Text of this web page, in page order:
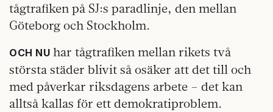
tågtrafiken på SJ:s paradlinje, den mellan
Göteborg och Stockholm.
OCH NU har tågtrafiken mellan rikets två
största städer blivit så osäker att det till och
med påverkar riksdagens arbete – det kan
alltså kallas för ett demokratiproblem.